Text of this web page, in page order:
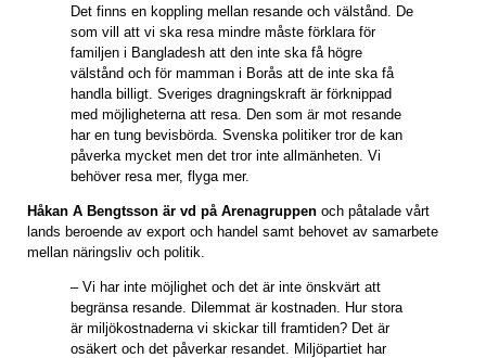
Det finns en koppling mellan resande och välstånd. De
som vill att vi ska resa mindre måste förklara för
familjen i Bangladesh att den inte ska få högre
välstånd och för mamman i Borås att de inte ska få
handla billigt. Sveriges dragningskraft är förknippad
med möjligheterna att resa. Den som är mot resande
har en tung bevisbörda. Svenska politiker tror de kan
påverka mycket men det tror inte allmänheten. Vi
behöver resa mer, flyga mer.
Håkan A Bengtsson är vd på Arenagruppen och påtalade vårt
lands beroende av export och handel samt behovet av samarbete
mellan näringsliv och politik.
– Vi har inte möjlighet och det är inte önskvärt att
begränsa resande. Dilemmat är kostnaden. Hur stora
är miljökostnaderna vi skickar till framtiden? Det är
osäkert och det påverkar resandet. Miljöpartiet har